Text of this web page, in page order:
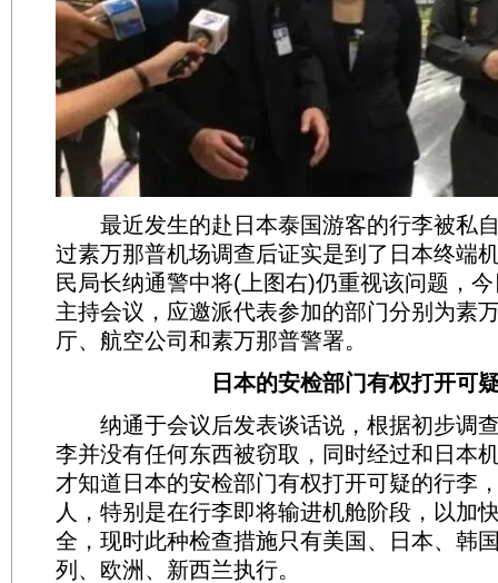
最近发生的赴日本泰国游客的行李被私
过素万那普机场调查后证实是到了日本终端
民局长纳通警中将(上图右)仍重视该问题，
主持会议，应邀派代表参加的部门分别为素
厅、航空公司和素万那普警署。
日本的安检部门有权打开可
纳通于会议后发表谈话说，根据初步调
李并没有任何东西被窃取，同时经过和日本
才知道日本的安检部门有权打开可疑的行李
人，特别是在行李即将输进机舱阶段，以加
全，现时此种检查措施只有美国、日本、韩
列、欧洲、新西兰执行。